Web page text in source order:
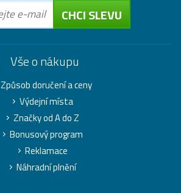
CHCI SLEVU
Vše o nákupu
Způsob doručení a ceny
Výdejní místa
Značky od A do Z
Bonusový program
Reklamace
Náhradní plnění